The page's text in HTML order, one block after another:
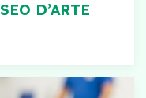
D’ARTE